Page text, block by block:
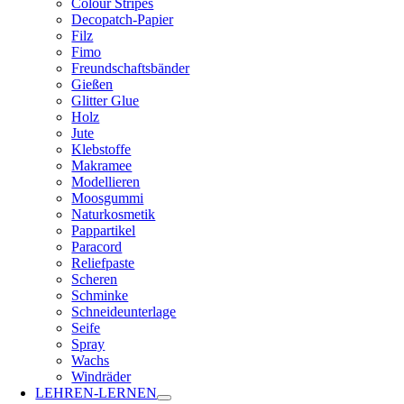
Colour Stripes
Decopatch-Papier
Filz
Fimo
Freundschaftsbänder
Gießen
Glitter Glue
Holz
Jute
Klebstoffe
Makramee
Modellieren
Moosgummi
Naturkosmetik
Pappartikel
Paracord
Reliefpaste
Scheren
Schminke
Schneideunterlage
Seife
Spray
Wachs
Windräder
LEHREN-LERNEN